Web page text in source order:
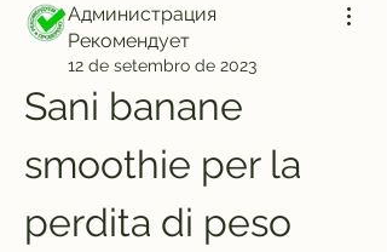
Администрация
Рекомендует
12 de setembro de 2023
Sani banane
smoothie per la
perdita di peso